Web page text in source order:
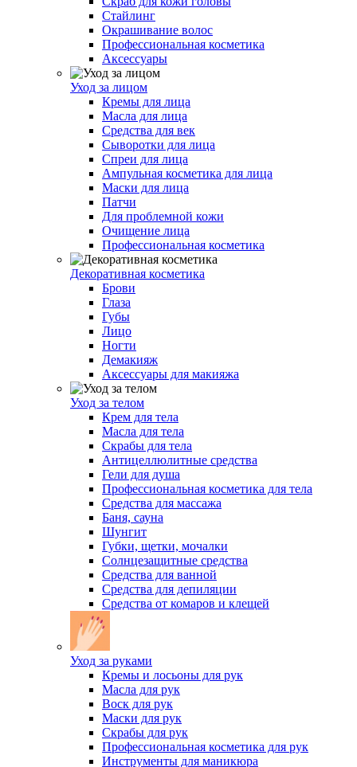
Стайлинг
Окрашивание волос
Профессиональная косметика
Аксессуары
Уход за лицом
Кремы для лица
Масла для лица
Средства для век
Сыворотки для лица
Спреи для лица
Ампульная косметика для лица
Маски для лица
Патчи
Для проблемной кожи
Очищение лица
Профессиональная косметика
Декоративная косметика
Брови
Глаза
Губы
Лицо
Ногти
Демакияж
Аксессуары для макияжа
Уход за телом
Крем для тела
Масла для тела
Скрабы для тела
Антицеллюлитные средства
Гели для душа
Профессиональная косметика для тела
Средства для массажа
Баня, сауна
Шунгит
Губки, щетки, мочалки
Солнцезащитные средства
Средства для ванной
Средства для депиляции
Средства от комаров и клещей
Уход за руками
Кремы и лосьоны для рук
Масла для рук
Воск для рук
Маски для рук
Скрабы для рук
Профессиональная косметика для рук
Инструменты для маникюра